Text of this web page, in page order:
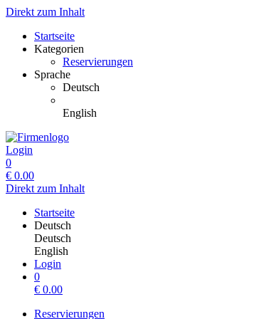
Direkt zum Inhalt
Startseite
Kategorien
Reservierungen
Sprache
Deutsch
English
Login
0
€ 0.00
Direkt zum Inhalt
Startseite
Deutsch
Deutsch
English
Login
0
€ 0.00
Reservierungen